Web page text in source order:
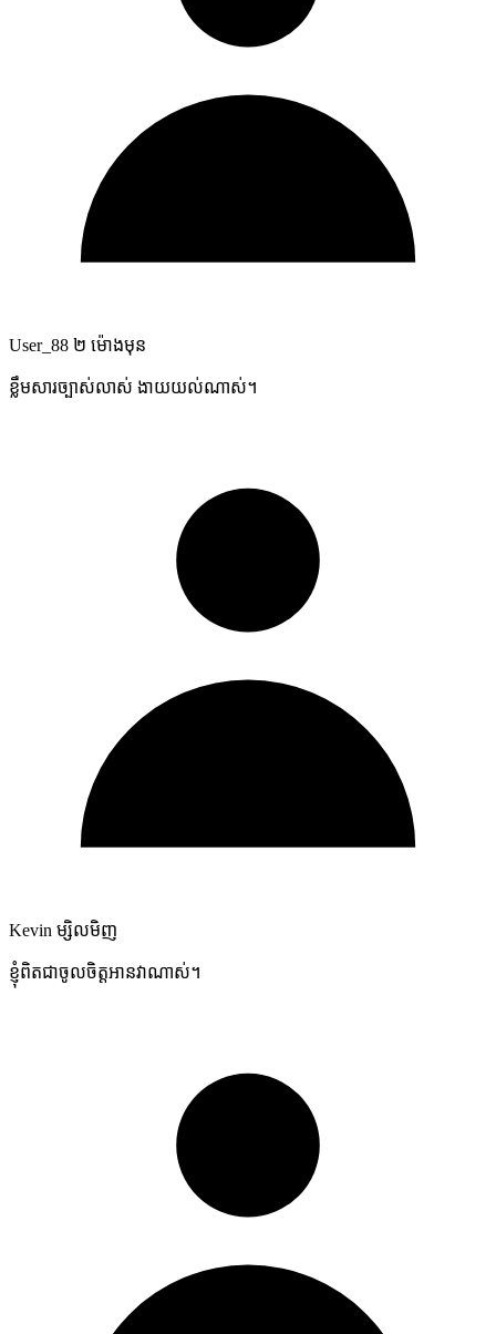
User_88 ២ ម៉ោងមុន
ខ្លឹមសារច្បាស់លាស់ ងាយយល់ណាស់។
Kevin ម្សិលមិញ
ខ្ញុំពិតជាចូលចិត្តអានវាណាស់។